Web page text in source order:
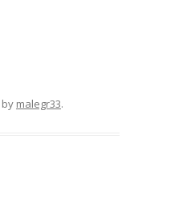
by malegr33.